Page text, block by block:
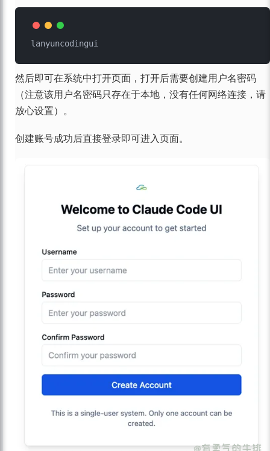
然后即可在系统中打开页面，打开后需要创建用户名密码
（注意该用户名密码只存在于本地，没有任何网络连接，请
放心设置）。
创建账号成功后直接登录即可进入页面。